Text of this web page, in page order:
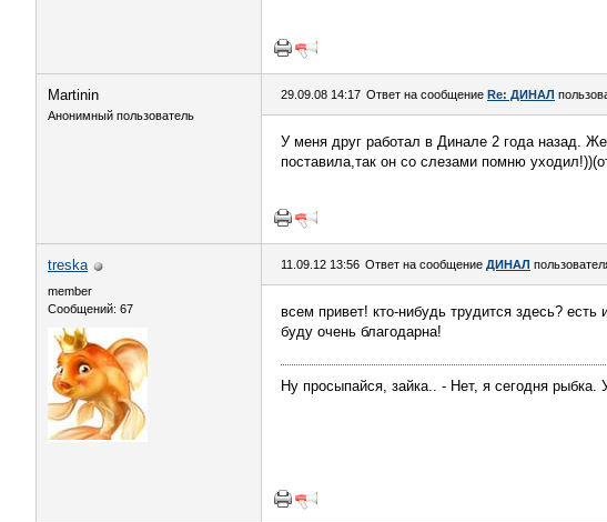
Martinin
Анонимный пользователь
29.09.08 14:17 Ответ на сообщение Re: ДИНАЛ
У меня друг работал в Динале 2 года назад.
поставила,так он со слезами помню
treska
member
Сообщений: 67
11.09.12 13:56 Ответ на сообщение ДИНАЛ
всем привет! кто-нибудь трудится здесь? есть
буду очень благодарна!
Ну просыпайся, зайка.. - Нет, я сегодня